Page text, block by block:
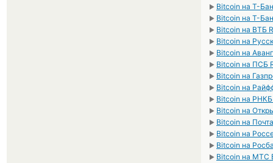
► Bitcoin на Т-
► Bitcoin на Т-
► Bitcoin на ВТБ
► Bitcoin на
► Bitcoin на
► Bitcoin на ПСБ
► Bitcoin на
► Bitcoin на
► Bitcoin на РНКБ
► Bitcoin на
► Bitcoin на
► Bitcoin на
► Bitcoin на
► Bitcoin на МТС